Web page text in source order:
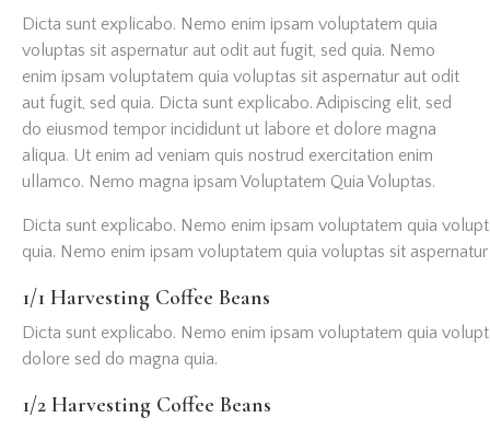
Dicta sunt explicabo. Nemo enim ipsam voluptatem quia
voluptas sit aspernatur aut odit aut fugit, sed quia. Nemo
enim ipsam voluptatem quia voluptas sit aspernatur aut odit
aut fugit, sed quia. Dicta sunt explicabo. Adipiscing elit, sed
do eiusmod tempor incididunt ut labore et dolore magna
aliqua. Ut enim ad veniam quis nostrud exercitation enim
ullamco. Nemo magna ipsam Voluptatem Quia Voluptas.
Dicta sunt explicabo. Nemo enim ipsam voluptatem quia
quia. Nemo enim ipsam voluptatem quia voluptas sit
1/1 Harvesting Сoffee Beans
Dicta sunt explicabo. Nemo enim ipsam voluptatem quia
dolore sed do magna quia.
1/2 Harvesting Сoffee Beans